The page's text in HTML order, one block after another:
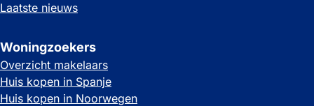
Laatste nieuws
Woningzoekers
Overzicht makelaars
Huis kopen in Spanje
Huis kopen in Noorwegen